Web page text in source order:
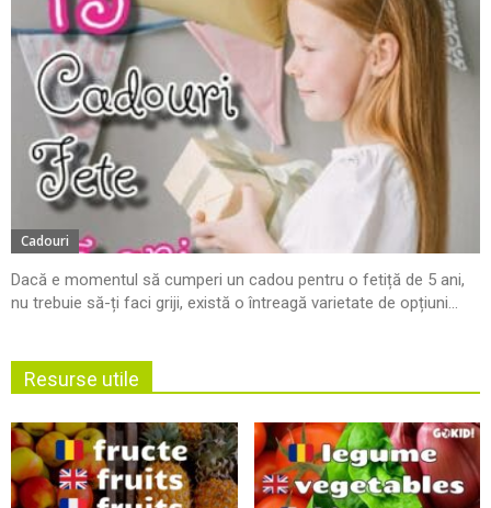
Cadouri
Dacă e momentul să cumperi un cadou pentru o fetiță de 5 ani,
nu trebuie să-ți faci griji, există o întreagă varietate de opțiuni...
Resurse utile